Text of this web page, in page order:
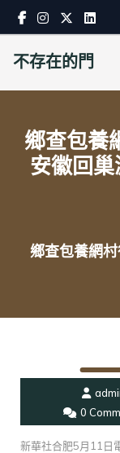
Skip
content
不存在的門
鄉查包養
安徽回巢
鄉查包養網
0
新華社合肥5月11日